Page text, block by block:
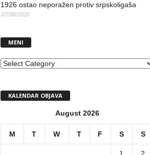
1926 ostao neporažen protiv srpskoligaša
07/08/2026
MENI
MENI
KALENDAR OBJAVA
August 2026
M T W T F S S
1 2